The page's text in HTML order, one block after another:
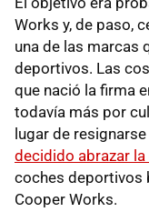
Works y, de paso,
una de las marcas
deportivos. Las
que nació la firma
todavía más por
lugar de
decidido abrazar
coches deportivos
Cooper Works.